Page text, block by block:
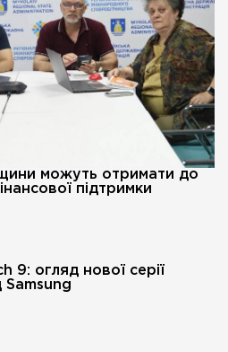
можуть отримати до
підтримки
9: огляд нової серії
Samsung